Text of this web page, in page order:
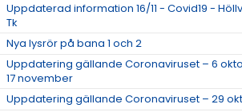
Uppdaterad information 16/11 - Covid19 -
Tk
Nya lysrör på bana 1 och 2
Uppdatering gällande Coronaviruset – 6
17 november
Uppdatering gällande Coronaviruset – 29